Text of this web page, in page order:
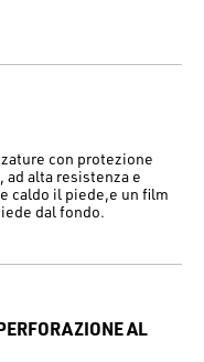
con protezione
ad alta resistenza e
caldo il piede,e un film
dal fondo.
AL